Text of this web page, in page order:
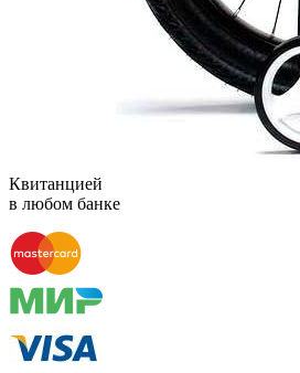
Способы оплаты
Наличными курьеру
Квитанцией
в любом банке